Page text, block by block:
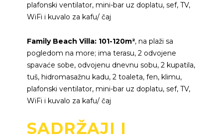
plafonski ventilator, mini-bar uz doplatu, sef, TV,
WiFi i kuvalo za kafu/ čaj
Family Beach Villa: 101-120m², na plaži sa
pogledom na more; ima terasu, 2 odvojene
spavaće sobe, odvojenu dnevnu sobu, 2 kupatila,
tuš, hidromasažnu kadu, 2 toaleta, fen, klimu,
plafonski ventilator, mini-bar uz doplatu, sef, TV,
WiFi i kuvalo za kafu/ čaj
SADRŽAJI I